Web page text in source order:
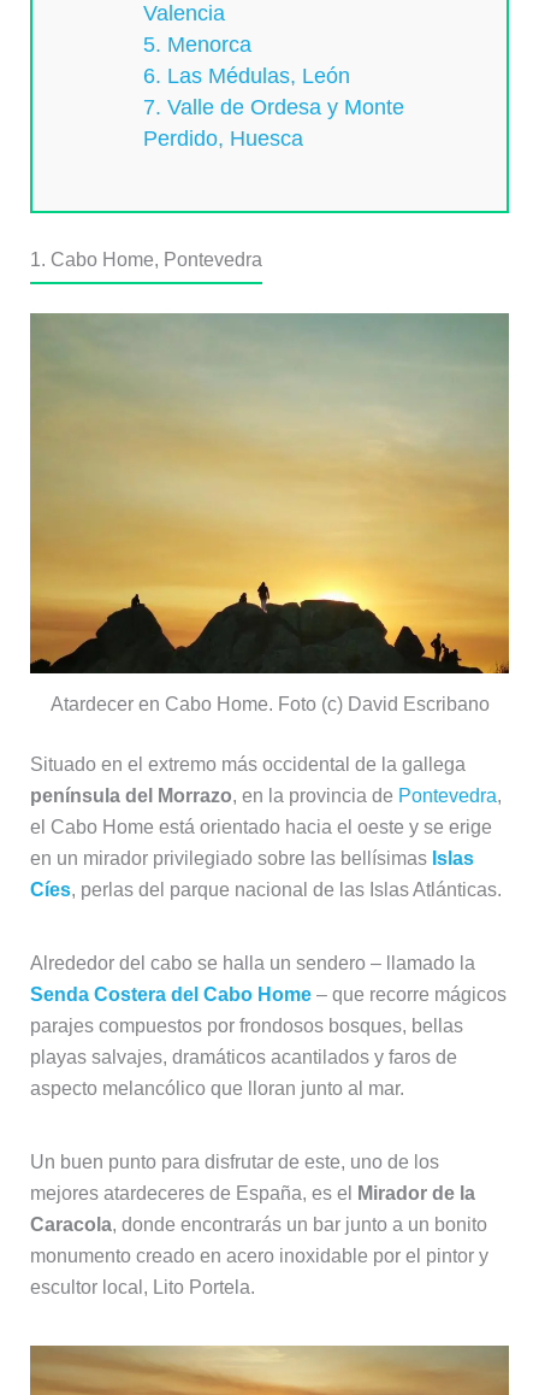
Valencia
5. Menorca
6. Las Médulas, León
7. Valle de Ordesa y Monte
Perdido, Huesca
1. Cabo Home, Pontevedra
Atardecer en Cabo Home. Foto (c) David Escribano
Situado en el extremo más occidental de la gallega
península del Morrazo, en la provincia de Pontevedra,
el Cabo Home está orientado hacia el oeste y se erige
en un mirador privilegiado sobre las bellísimas Islas
Cíes, perlas del parque nacional de las Islas Atlánticas.
Alrededor del cabo se halla un sendero – llamado la
Senda Costera del Cabo Home– que recorre mágicos
parajes compuestos por frondosos bosques, bellas
playas salvajes, dramáticos acantilados y faros de
aspecto melancólico que lloran junto al mar.
Un buen punto para disfrutar de este, uno de los
mejores atardeceres de España, es el
Mirador de la
Caracola, donde encontrarás un bar junto a un bonito
monumento creado en acero inoxidable por el pintor y
escultor local, Lito Portela.